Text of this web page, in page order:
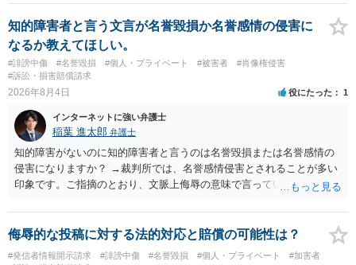
に個別に相談されると良いでしょう。
知的障害者と言う文言が名誉毀損か名誉感情の侵害に
なるか教えてほしい。
#誹謗中傷 #名誉毀損 #個人・プライベート #被害者
#肖像権侵害
#訴訟・損害賠償請求
2026年8月4日 役にたった 1
インターネットに強い弁護士
稲葉 進太郎 弁護士
知的障害がないのに知的障害者と言うのは名誉毀損または名誉感情の
侵害になりますか？ →裁判所では、名誉感情侵害とされることが多い
印象です。ご指摘のとおり、文脈上侮辱の意味で言っている点も加味
侮辱的な投稿に対する法的対応と賠償の可能性は？
#発信者情報開示請求 #誹謗中傷 #名誉毀損 #個人・プライベート
#加害者